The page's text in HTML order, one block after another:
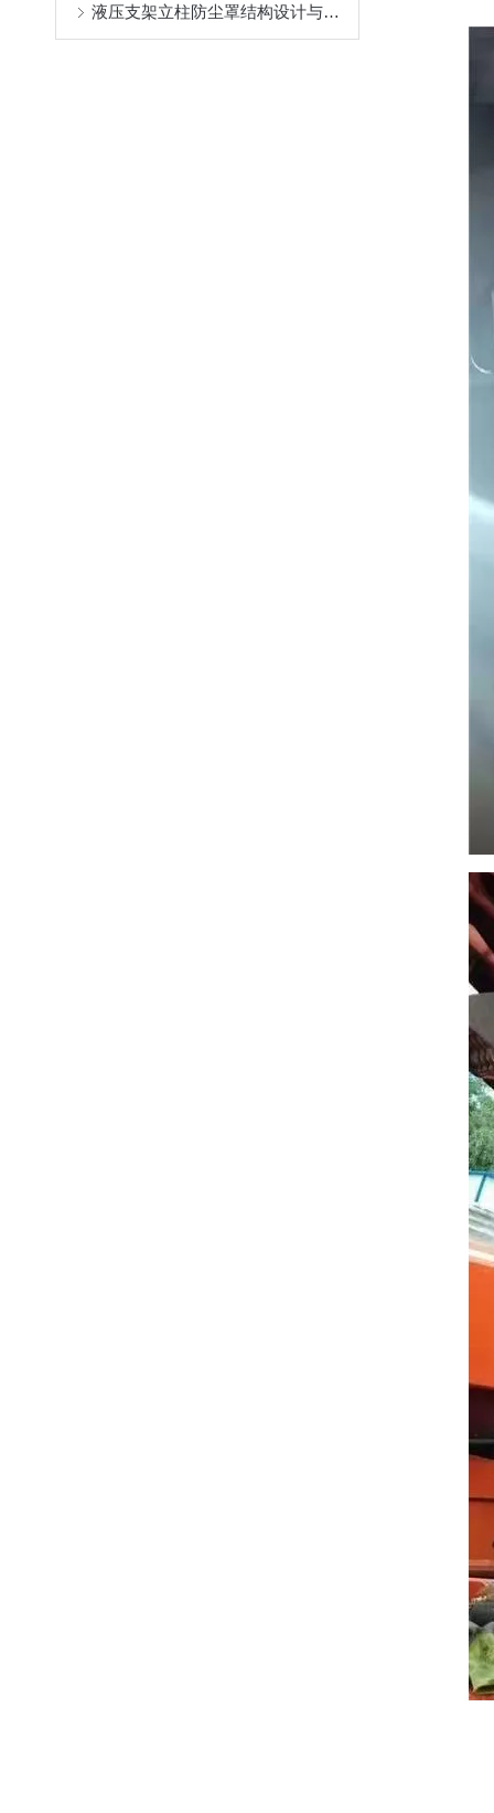
液压支架立柱防尘罩结构设计与密封防护原理